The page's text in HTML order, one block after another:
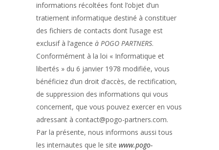
informations récoltées font l’objet d’un
tratiement informatique destiné à constituer
des fichiers de contacts dont l’usage est
exclusif à l’agence à POGO PARTNERS.
Conformément à la loi « Informatique et
libertés » du 6 janvier 1978 modifiée, vous
bénéficiez d’un droit d’accès, de rectification,
de suppression des informations qui vous
concernent, que vous pouvez exercer en vous
adressant à contact@pogo-partners.com.
Par la présente, nous informons aussi tous
les internautes que le site www.pogo-